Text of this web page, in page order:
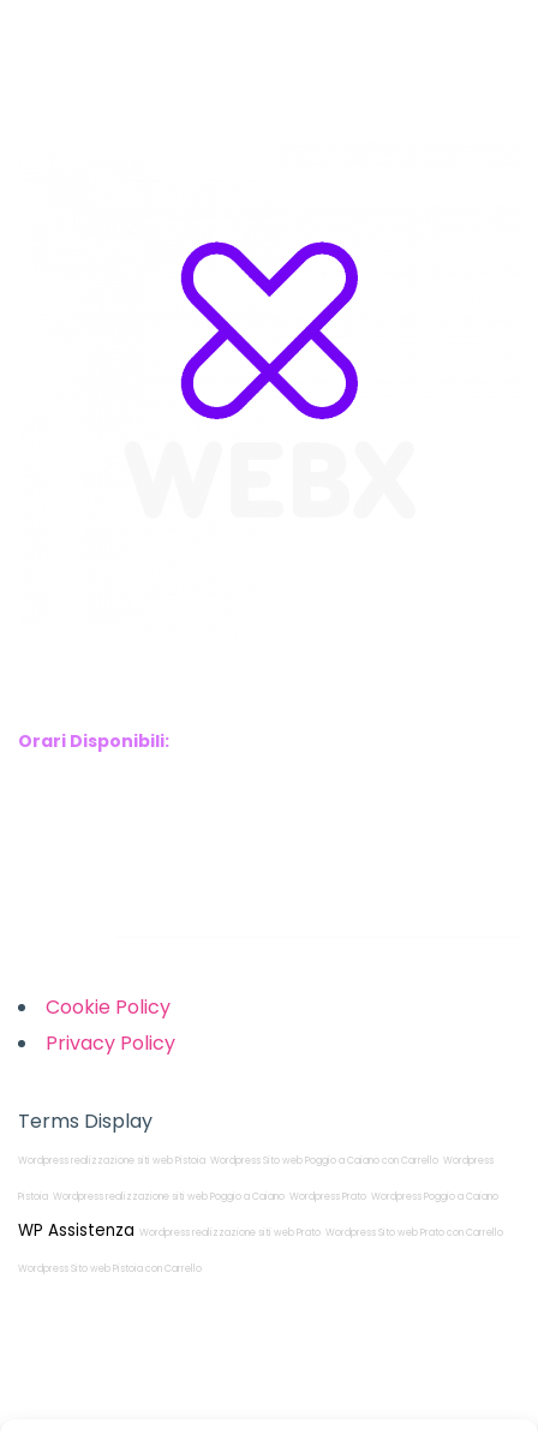
Orari Disponibili:
Cookie Policy
Privacy Policy
Terms Display
Wordpress realizzazione siti web Pistoia Wordpress Sito web Poggio a Caiano con Carrello Wordpress
Pistoia Wordpress realizzazione siti web Poggio a Caiano Wordpress Prato Wordpress Poggio a Caiano
WP Assistenza Wordpress realizzazione siti web Prato Wordpress Sito web Prato con Carrello
Wordpress Sito web Pistoia con Carrello